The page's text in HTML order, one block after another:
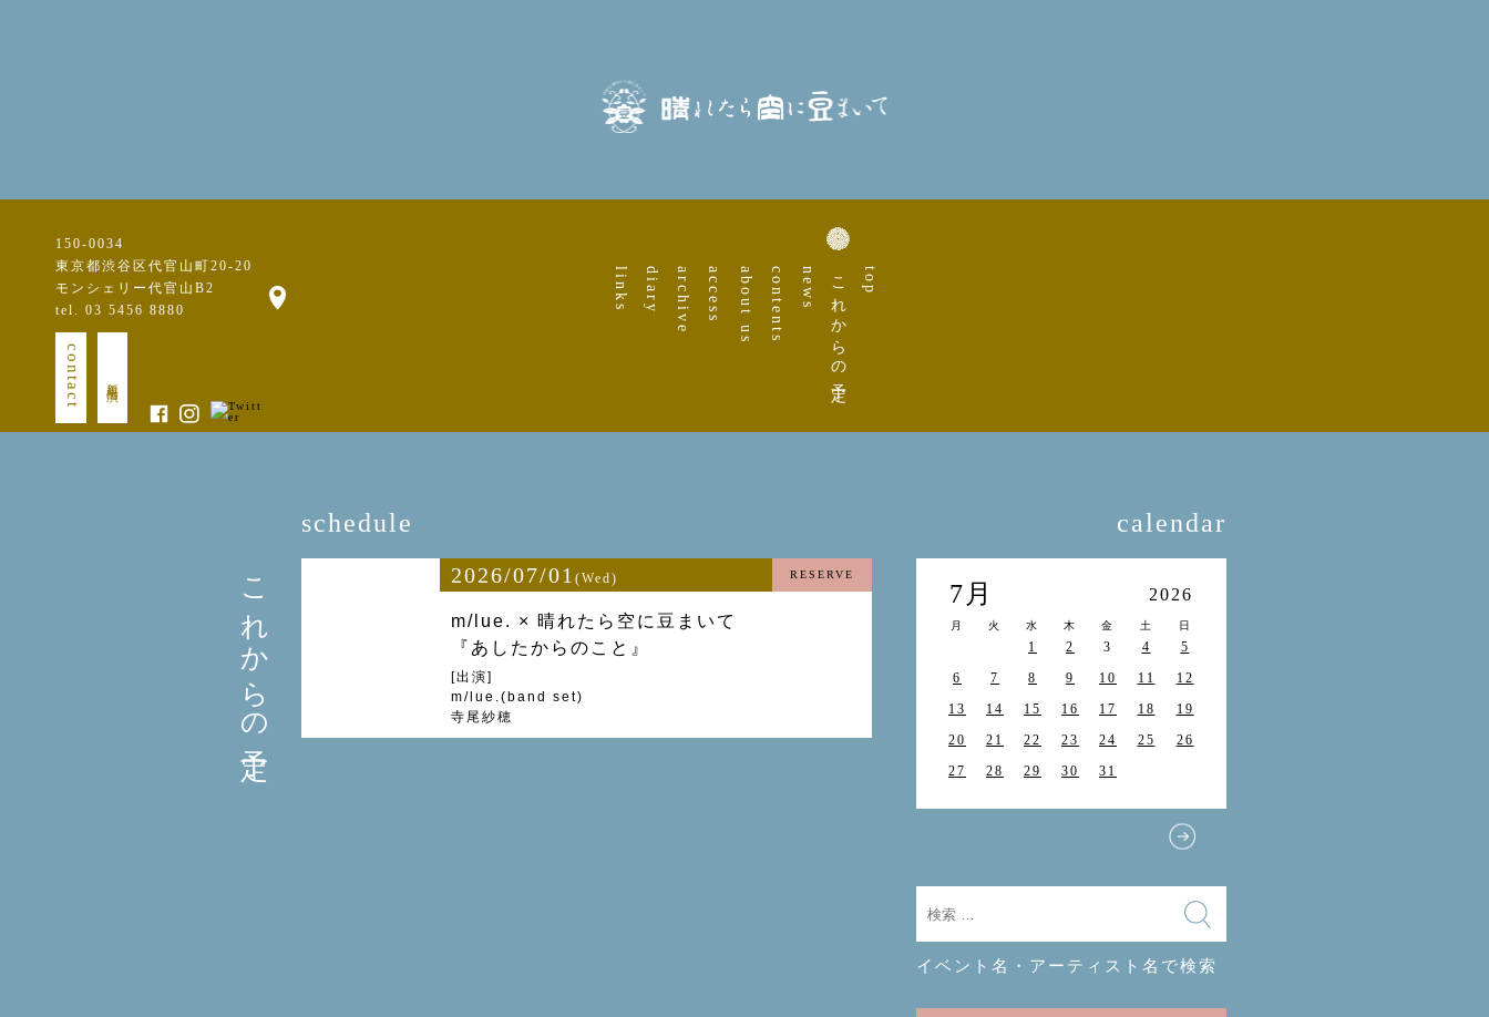
top
これからの予定
news
contents
about us
access
archive
diary
links
150-0034
東京都渋谷区代官山町20-20
モンシェリー代官山B2
tel. 03 5456 8880
contact
これからの予定
schedule
2026/07/01 (Wed) RESERVE
m/lue. × 晴れたら空に豆まいて
『あしたからのこと』
[出演]
m/lue.(band set)
寺尾紗穂
calendar
7月 2026
月 火 水 木 金 土 日
1 2 3 4
5
6
7 8 9 10 11
12
13
14 15 16 17 18
19
20
21 22 23 24 25
26
27
28 29 30 31
イベント名・アーティスト名で検索